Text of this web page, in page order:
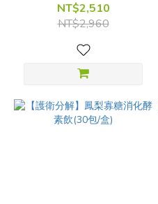
NT$2,510
NT$2,960